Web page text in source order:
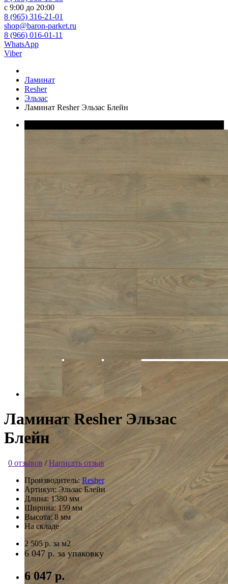
с 9:00 до 20:00
8 (965) 316-21-01
shop@baron-parket.ru
8 (966) 016-01-11
WhatsApp
Viber
Ламинат
Resher
Эльзас
Ламинат Resher Эльзас Блейн
Ламинат Resher Эльзас
Блейн
0 отзывов /Написать отзыв
Производитель: Resher
Артикул:Эльзас Блейн
Длина:1380 мм
Ширина: 159 мм
Высота:8 мм
На складе
2 505 р. за м2
6 047 р. за упаковку
6 047 р.